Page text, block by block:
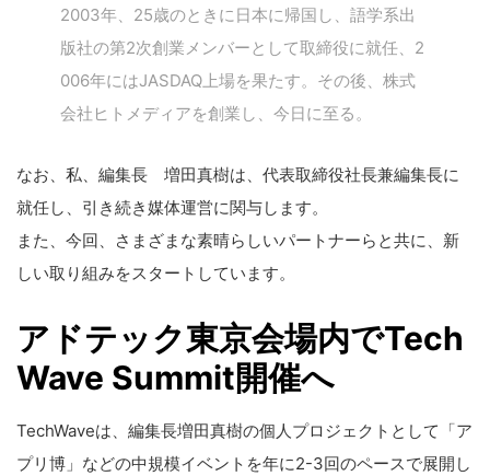
2003年、25歳のときに日本に帰国し、語学系出
版社の第2次創業メンバーとして取締役に就任、2
006年にはJASDAQ上場を果たす。その後、株式
会社ヒトメディアを創業し、今日に至る。
なお、私、編集長 増田真樹は、代表取締役社長兼編集長に
就任し、引き続き媒体運営に関与します。
また、今回、さまざまな素晴らしいパートナーらと共に、新
しい取り組みをスタートしています。
アドテック東京会場内でTech
Wave Summit開催へ
TechWaveは、編集長増田真樹の個人プロジェクトとして「ア
プリ博」などの中規模イベントを年に2-3回のペースで展開し